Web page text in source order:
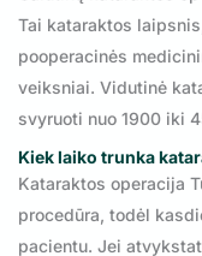
Tai kataraktos
pooperacinės
veiksniai. Vidutinė
svyruoti nuo 1900 iki
Kiek laiko trunka
Kataraktos operacija
procedūra, todėl
pacientu. Jei